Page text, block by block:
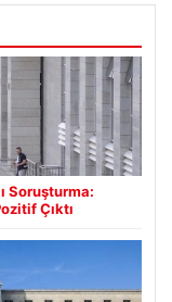
Soruşturma:
Çıktı